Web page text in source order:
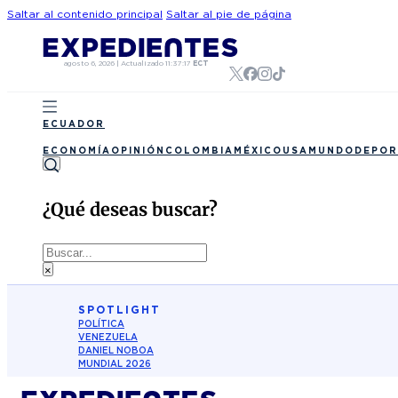
Saltar al contenido principal Saltar al pie de página
agosto 6, 2026 | Actualizado 11:37:17 ECT
ECUADOR
ECONOMÍA OPINIÓN COLOMBIA MÉXICO USA MUNDO
¿Qué deseas buscar?
Buscar
×
SPOTLIGHT
POLÍTICA
VENEZUELA
DANIEL NOBOA
MUNDIAL 2026